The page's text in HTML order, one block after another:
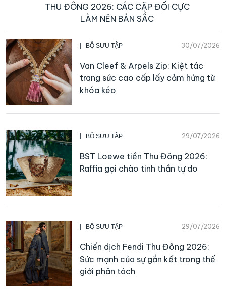
THU ĐÔNG 2026: CÁC CẶP ĐỐI CỰC
LÀM NÊN BẢN SẮC
BỘ SƯU TẬP 30/07/2026
Van Cleef & Arpels Zip: Kiệt tác
trang sức cao cấp lấy cảm hứng từ
khóa kéo
BỘ SƯU TẬP 29/07/2026
BST Loewe tiền Thu Đông 2026:
Raffia gọi chào tinh thần tự do
BỘ SƯU TẬP 29/07/2026
Chiến dịch Fendi Thu Đông 2026:
Sức mạnh của sự gắn kết trong thế
giới phân tách